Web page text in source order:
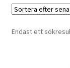
Endast ett